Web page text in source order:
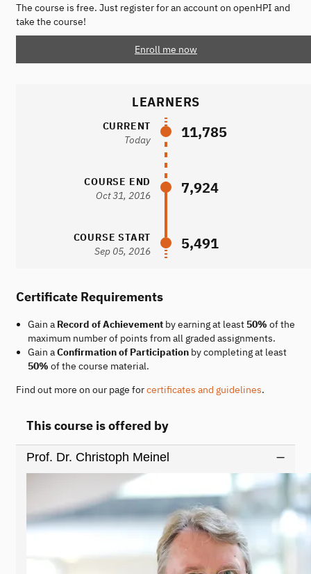
The course is free. Just register for an account on openHPI and
take the course!
Enroll me now
LEARNERS
CURRENT
Today
11,785
COURSE END
Oct 31, 2016
7,924
COURSE START
Sep 05, 2016
5,491
Certificate Requirements
Gain a Record of Achievementby earning at least 50% of the
maximum number of points from all graded assignments.
Gain aConfirmation of Participationby completing at least
50% of the course material.
Find out more on our page forcertificates and guidelines.
This course is offered by
Prof. Dr. Christoph Meinel